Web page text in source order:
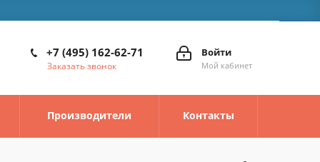
Войти
Мой кабинет
+7 (495) 162-62-71
Заказать звонок
Производители Контакты